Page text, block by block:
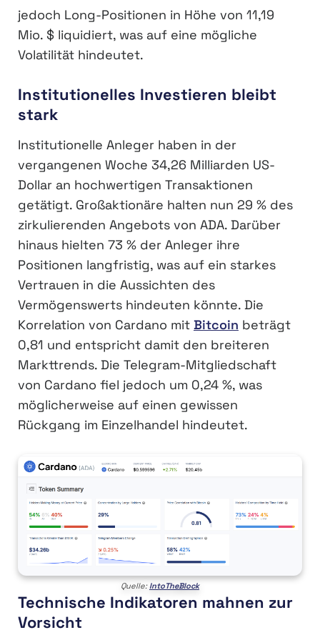
jedoch Long-Positionen in Höhe von 11,19
Mio. $ liquidiert, was auf eine mögliche
Volatilität hindeutet.
Institutionelles Investieren bleibt
stark
Institutionelle Anleger haben in der
vergangenen Woche 34,26 Milliarden US-
Dollar an hochwertigen Transaktionen
getätigt. Großaktionäre halten nun 29 % des
zirkulierenden Angebots von ADA. Darüber
hinaus hielten 73 % der Anleger ihre
Positionen langfristig, was auf ein starkes
Vertrauen in die Aussichten des
Vermögenswerts hindeuten könnte. Die
Korrelation von Cardano mit Bitcoin beträgt
0,81 und entspricht damit den breiteren
Markttrends. Die Telegram-Mitgliedschaft
von Cardano fiel jedoch um 0,24 %, was
möglicherweise auf einen gewissen
Rückgang im Einzelhandel hindeutet.
Quelle:IntoTheBlock
Technische Indikatoren mahnen zur
Vorsicht